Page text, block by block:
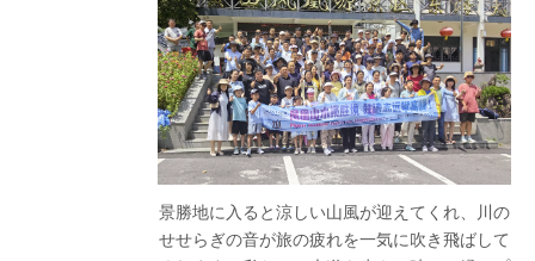
景勝地に入ると涼しい山風が迎えてくれ、川の
せせらぎの音が旅の疲れを一気に吹き飛ばして